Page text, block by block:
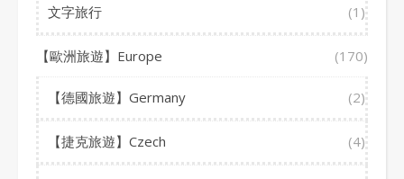
文字旅行 (1)
【歐洲旅遊】Europe (170)
【德國旅遊】Germany (2)
【捷克旅遊】Czech (4)